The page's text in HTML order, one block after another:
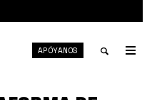
APÓYANOS